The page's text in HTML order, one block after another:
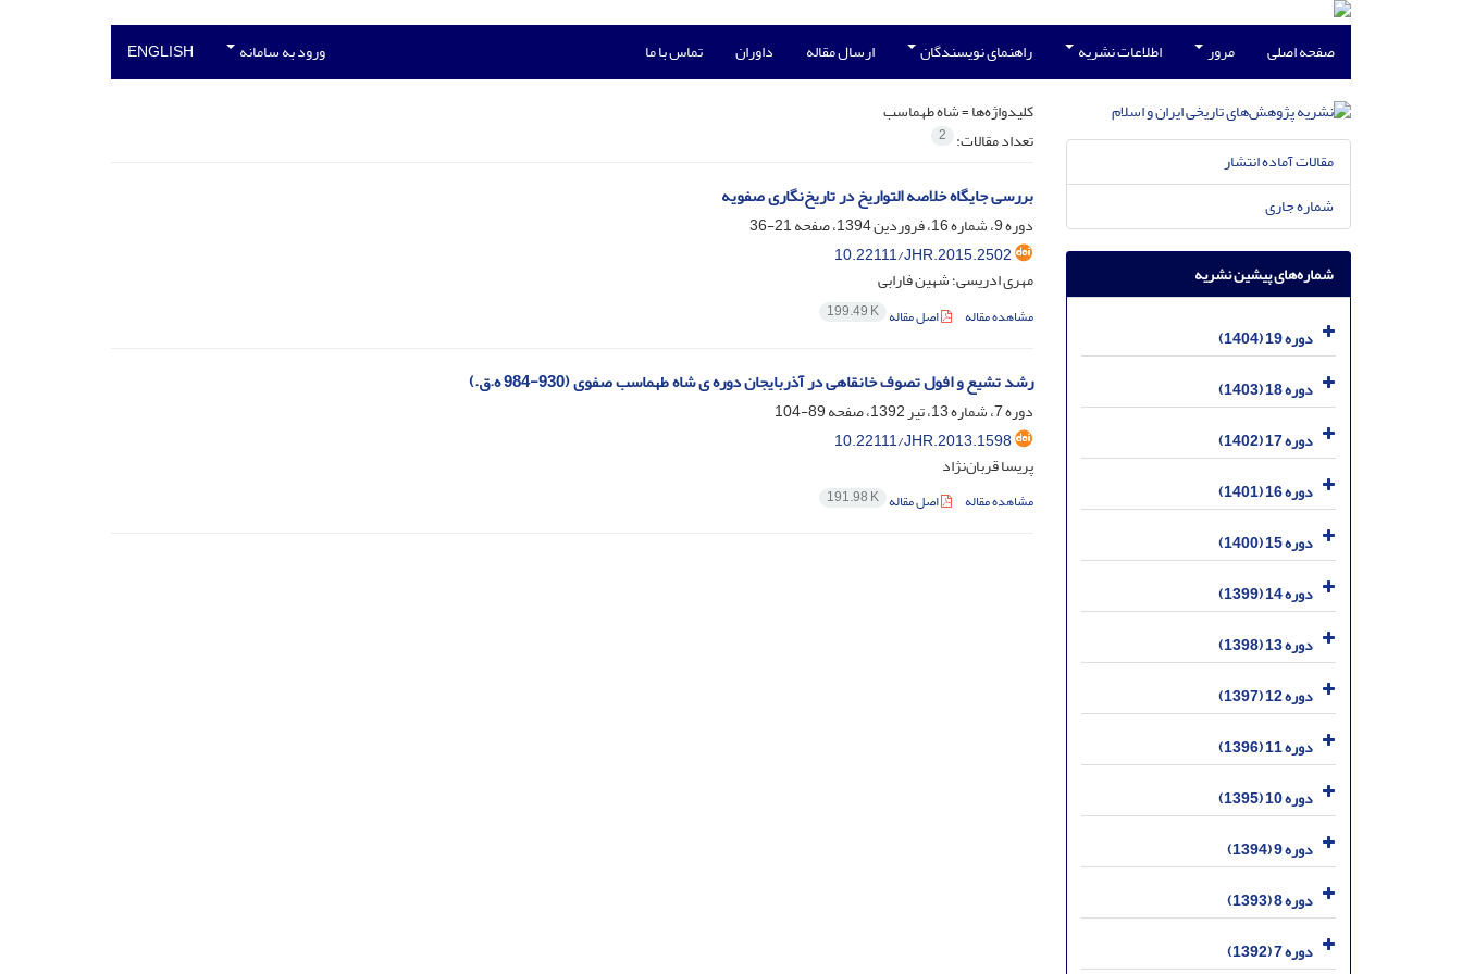
صفحه اصلی مرور اطلاعات نشریه راهنمای نویسندگان ارسال مقاله داوران تماس با ما ورود به سامانه ENGLISH
کلیدواژه‌ها =شاه طهماسب
تعداد مقالات: 2
بررسی جایگاه خلاصه ‌التواریخ در تاریخ‌نگاری صفویه
دوره 9، شماره 16، فروردین 1394، صفحه
21-36
10.22111/JHR.2015.2502
مهری ادریسی؛ شهین فارابی
مشاهده مقاله اصل مقاله 199.49 K
رشد تشیع و افول تصوف خانقاهی در آذربایجان دوره ی شاه طهماسب صفوی (930-984 ه.ق.)
دوره 7، شماره 13، تیر 1392، صفحه
89-104
10.22111/JHR.2013.1598
پریسا قربان‌نژاد
مشاهده مقاله اصل مقاله 191.98 K
مقالات آماده انتشار
شماره جاری
شماره‌های پیشین نشریه
دوره 19 (1404)
دوره 18 (1403)
دوره 17 (1402)
دوره 16 (1401)
دوره 15 (1400)
دوره 14 (1399)
دوره 13 (1398)
دوره 12 (1397)
دوره 11 (1396)
دوره 10 (1395)
دوره 9 (1394)
دوره 8 (1393)
دوره 7 (1392)